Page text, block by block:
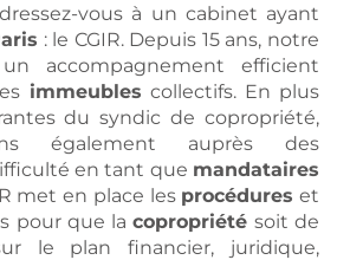
vous à un cabinet ayant
: le CGIR. Depuis 15 ans, notre
accompagnement efficient
immeubles collectifs. En plus
du syndic de copropriété,
également auprès des
en tant que mandataires
met en place les procédures et
pour que lacopropriété soit de
le plan financier, juridique,